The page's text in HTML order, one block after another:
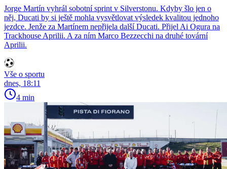
Jorge Martín vyhrál sobotní sprint v Silverstonu. Kdyby šlo jen o
něj, Ducati by si ještě mohla vysvětlovat výsledek kvalitou jednoho
jezdce. Jenže za Martínem nepřijela další Ducati. Přijel Ai Ogura na
Trackhouse Aprilii. A za ním Marco Bezzecchi na druhé tovární
Aprilii.
Vše o sportu
dnes, 18:11
4 min